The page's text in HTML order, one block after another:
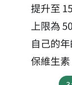
提升至
上限為
自己的
保維生素